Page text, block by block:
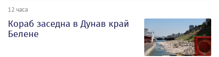
12 часа
Кораб заседна в Дунав край
Белене